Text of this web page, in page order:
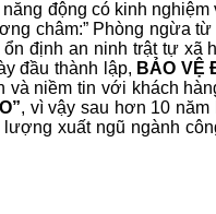
động có kinh
châm:” Phòng ngừa
định an ninh trật tự
đầu thành lập, BẢO VỆ
và niềm tin với khách
, vì vậy sau hơn 10
xuất ngũ ngành